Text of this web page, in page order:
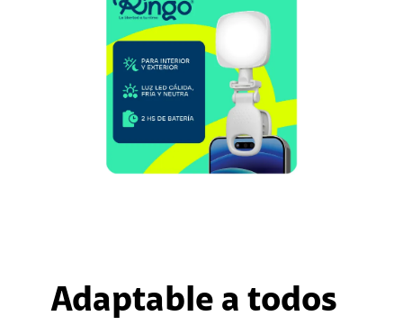
Adaptable a todos